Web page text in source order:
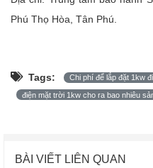
Phú Thọ Hòa, Tân Phú.
Tags: Chi phí để lắp đặt 1kw
điện mặt trời 1kw cho ra bao nhiêu
BÀI VIẾT LIÊN QUAN